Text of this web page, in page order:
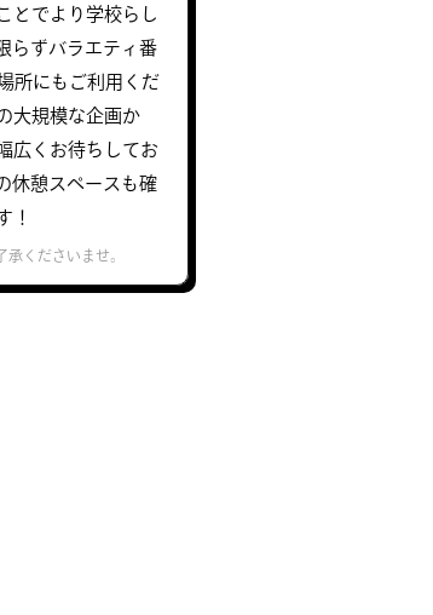
とでより学校らし
らずバラエティ番
所にもご利用くだ
大規模な企画か
広くお待ちしてお
休憩スペースも確
！
くださいませ。